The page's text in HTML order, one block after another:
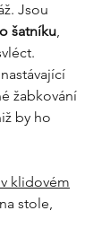
Jsou
šatníku,
žabkování
by ho
klidovém
stole,